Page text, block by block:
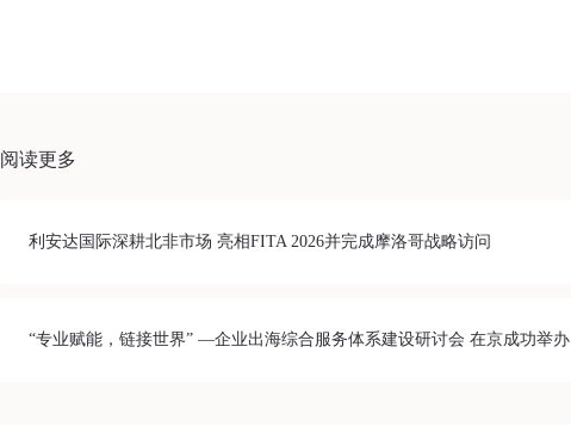
阅读更多
利安达国际深耕北非市场 亮相FITA 2026并完成摩洛哥战略访问
“专业赋能，链接世界” —企业出海综合服务体系建设研讨会 在京成功举办